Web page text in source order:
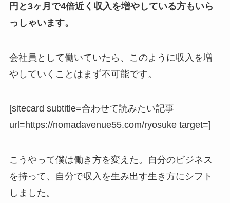
円と3ヶ月で4倍近く収入を増やしている方もいら
っしゃいます。
会社員として働いていたら、このように収入を増
やしていくことはまず不可能です。
[sitecard subtitle=合わせて読みたい記事
url=https://nomadavenue55.com/ryosuke target=]
こうやって僕は働き方を変えた。自分のビジネス
を持って、自分で収入を生み出す生き方にシフト
しました。